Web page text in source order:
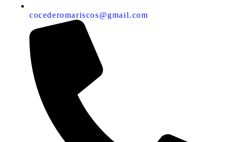
cocederomariscos@gmail.com